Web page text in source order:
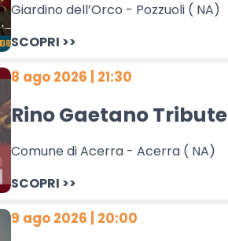
Giardino dell’Orco - Pozzuoli ( NA)
SCOPRI >>
8 ago 2026 | 21:30
Rino Gaetano
Comune di Acerra - Acerra ( NA)
SCOPRI >>
9 ago 2026 | 20:00